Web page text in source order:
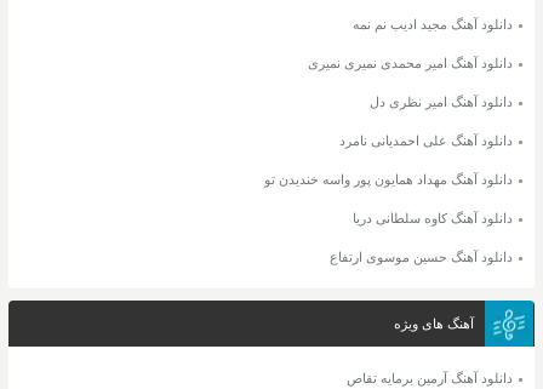
دانلود آهنگ مجید ادیب نم نمه
دانلود آهنگ امیر محمدی نمیری نمیری
دانلود آهنگ امیر نظری دل
دانلود آهنگ علی احمدیانی نامرد
دانلود آهنگ مهداد همایون پور واسه خندیدن تو
دانلود آهنگ کاوه سلطانی دریا
دانلود آهنگ حسین موسوی ارتفاع
آهنگ های ویژه
دانلود آهنگ آرمین برمایه تقاص